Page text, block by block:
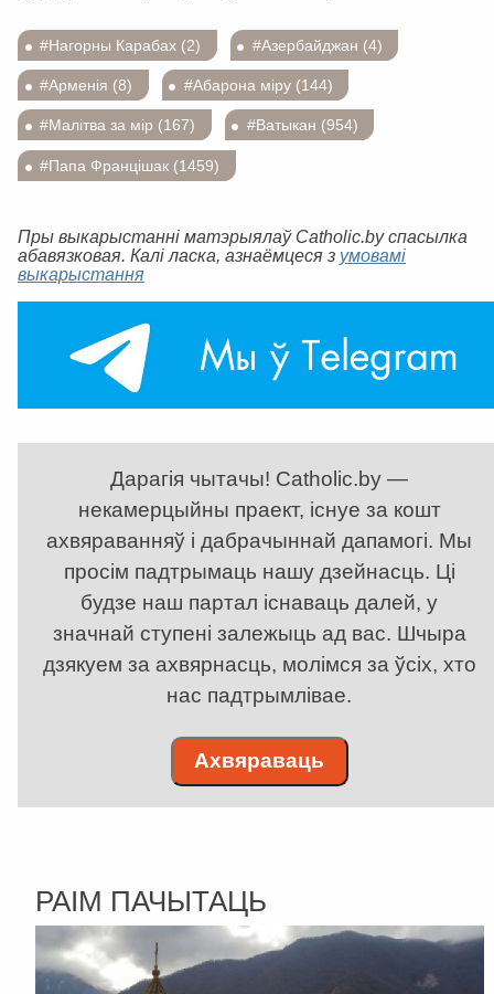
#Нагорны Карабах (2) #Азербайджан (4)
#Арменія (8) #Абарона міру (144)
#Малітва за мір (167) #Ватыкан (954)
#Папа Францішак (1459)
Пры выкарыстанні матэрыялаў Catholic.by спасылка
абавязковая. Калі ласка, азнаёмцеся з умовамі
выкарыстання
Дарагія чытачы! Catholic.by —
некамерцыйны праект, існуе за кошт
ахвяраванняў і дабрачыннай дапамогі. Мы
просім падтрымаць нашу дзейнасць. Ці
будзе наш партал існаваць далей, у
значнай ступені залежыць ад вас. Шчыра
дзякуем за ахвярнасць, молімся за ўсіх, хто
нас падтрымлівае.
Ахвяраваць
РАІМ ПАЧЫТАЦЬ